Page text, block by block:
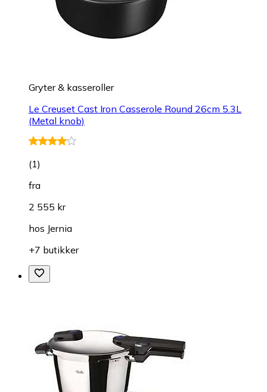
Gryter & kasseroller
Le Creuset Cast Iron Casserole Round 26cm 5.3L
(Metal knob)
(1)
fra
2 555 kr
hos Jernia
+7 butikker